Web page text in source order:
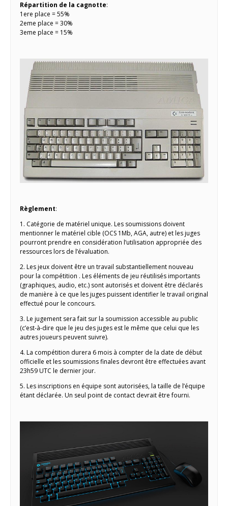
Répartition de la cagnotte:
1ere place = 55%
2eme place = 30%
3eme place = 15%
Règlement:
1. Catégorie de matériel unique. Les soumissions doivent
mentionner le matériel cible (OCS 1Mb, AGA, autre) et les juges
pourront prendre en considération l’utilisation appropriée des
ressources lors de l’évaluation.
2. Les jeux doivent être un travail substantiellement nouveau
pour la compétition . Les éléments de jeu réutilisés importants
(graphiques, audio, etc.) sont autorisés et doivent être déclarés
de manière à ce que les juges puissent identifier le travail original
effectué pour le concours.
3. Le jugement sera fait sur la soumission accessible au public
(c’est-à-dire que le jeu des juges est le même que celui que les
autres joueurs peuvent suivre).
4. La compétition durera 6 mois à compter de la date de début
officielle et les soumissions finales devront être effectuées avant
23h59 UTC le dernier jour.
5. Les inscriptions en équipe sont autorisées, la taille de l’équipe
étant déclarée. Un seul point de contact devrait être fourni.